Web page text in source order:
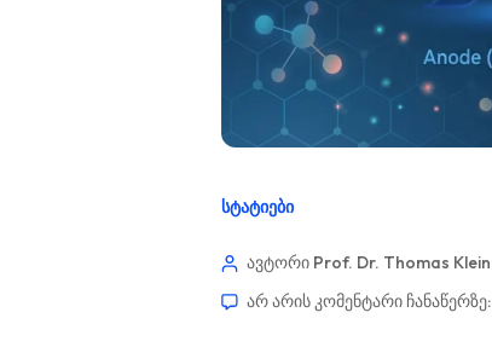
ᲡᲢᲐᲢᲘᲔᲑᲘ
ავტორი Prof. Dr. Thomas Klein
არ არის კომენტარი ჩანაწერზე: